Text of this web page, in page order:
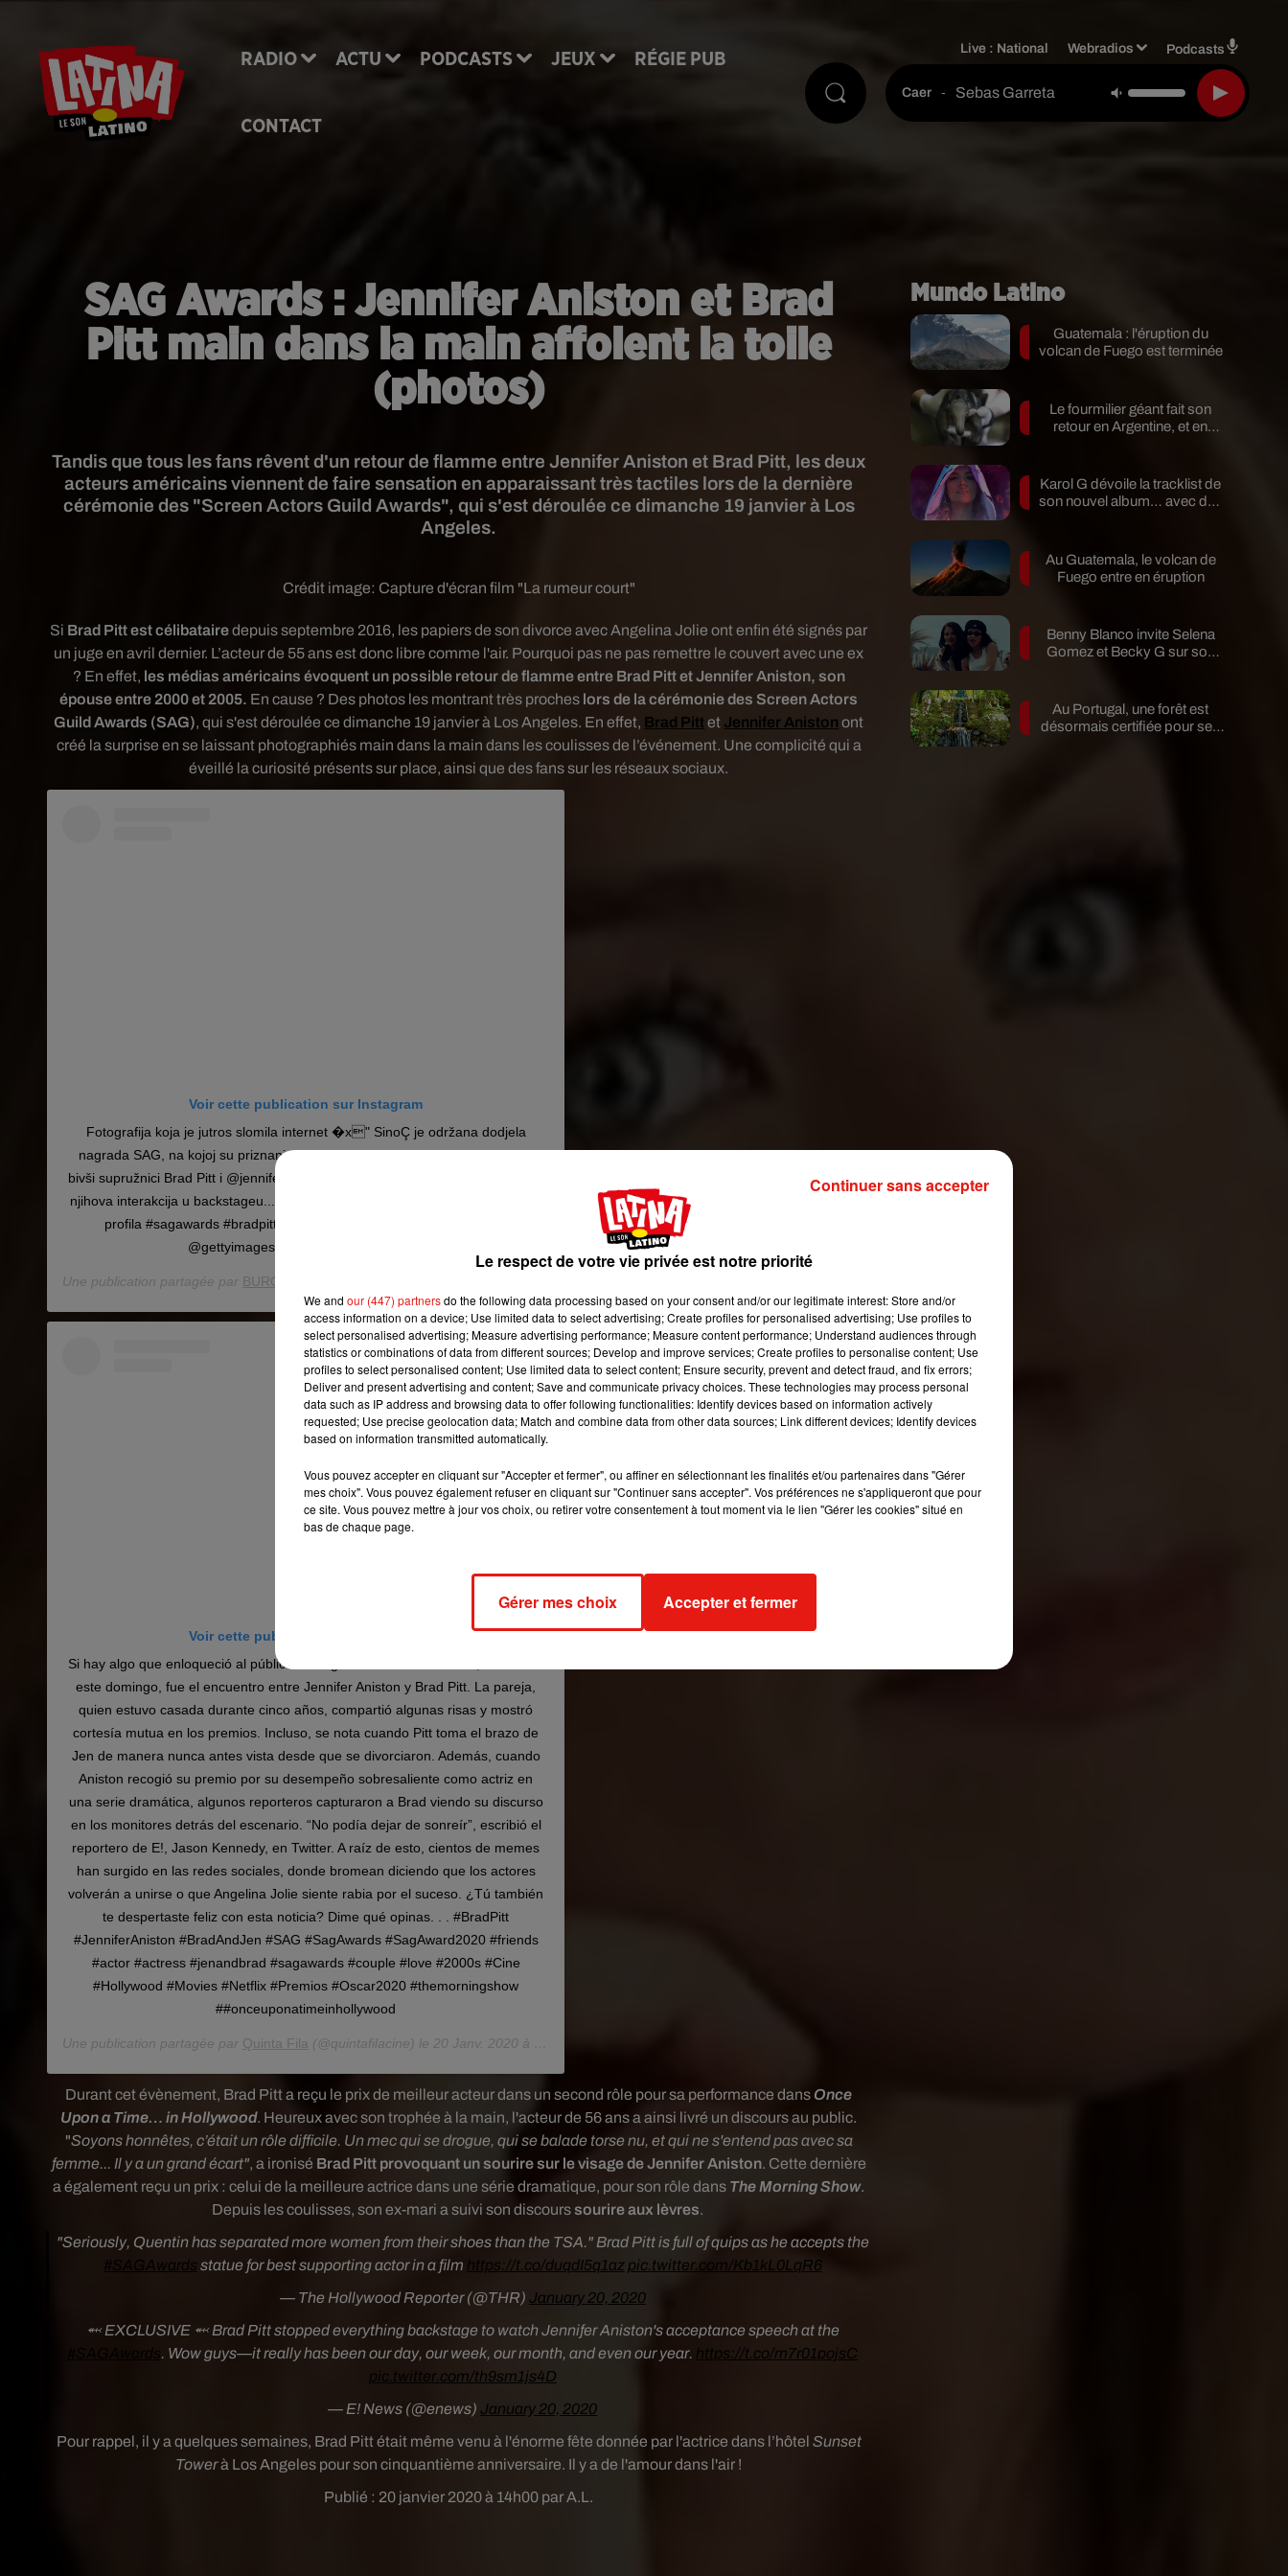
RADIO ACTU PODCASTS JEUX RÉGIE PUB
CONTACT
Live : National Webradios Podcasts
Caer - Sebas Garreta
SAG Awards : Jennifer Aniston et Brad
Pitt main dans la main affolent la toile
(photos)
Publié : 20 janvier 2020 à 14h00 par A.L.
Tandis que tous les fans rêvent d'un retour de flamme entre Jennifer Aniston et Brad Pitt, les deux
acteurs américains viennent de faire sensation en apparaissant très tactiles lors de la dernière
cérémonie des "Screen Actors Guild Awards", qui s'est déroulée ce dimanche 19 janvier à Los
Angeles.
Crédit image: Capture d'écran film "La rumeur court"
Si Brad Pittest célibatairedepuis septembre 2016, les papiers de son divorce avec Angelina Jolie ont enfin été signés par
un juge en avril dernier. L’acteur de 55 ans est donc libre comme l'air. Pourquoi pas ne pas remettre le couvert avec une ex
? En effet, les médias américains évoquent un possible retour de flamme entre Brad Pitt et Jennifer Aniston, son
épouse entre 2000 et 2005. En cause ? Des photos les montrant très proches lors de la cérémonie des Screen Actors
Guild Awards (SAG), qui s'est déroulée ce dimanche 19 janvier à Los Angeles. En effet, Brad Pitt et Jennifer Aniston ont
créé la surprise en se laissant photographiés main dans la main dans les coulisses de l’événement. Une complicité qui a
éveillé la curiosité présents sur place, ainsi que des fans sur les réseaux sociaux.
Voir cette publication sur Instagram
Fotografija koja je jutros slomila internet �x" SinoÇ je održana dodjela
nagrada SAG, na kojoj su priznanja za svoja glumačka ostvarenja pokupili i
bivši supružnici Brad Pitt i @jenniferaniston, ali više od toga svijet je razveselila
njihova interakcija u backstageu... Više o svemu na #burohr ili na linku u opisu
profila #sagawards #bradpitt #jenniferaniston #buroloves . �x�
@gettyimages . . . #buronewera �a�️.
Une publication partagée par BURO. Hrvatska
Voir cette publication sur Instagram
Si hay algo que enloqueció al público de la gala de los SAG Awards, celebrada
este domingo, fue el encuentro entre Jennifer Aniston y Brad Pitt. La pareja,
quien estuvo casada durante cinco años, compartió algunas risas y mostró
cortesía mutua en los premios. Incluso, se nota cuando Pitt toma el brazo de
Jen de manera nunca antes vista desde que se divorciaron. Además, cuando
Aniston recogió su premio por su desempeño sobresaliente como actriz en
una serie dramática, algunos reporteros capturaron a Brad viendo su discurso
en los monitores detrás del escenario. “No podía dejar de sonreír”, escribió el
reportero de E!, Jason Kennedy, en Twitter. A raíz de esto, cientos de memes
han surgido en las redes sociales, donde bromean diciendo que los actores
volverán a unirse o que Angelina Jolie siente rabia por el suceso. ¿Tú también
te despertaste feliz con esta noticia? Dime qué opinas. . . #BradPitt
#JenniferAniston #BradAndJen #SAG #SagAwards #SagAward2020 #friends
#actor #actress #jenandbrad #sagawards #couple #love #2000s #Cine
#Hollywood #Movies #Netflix #Premios #Oscar2020 #themorningshow
##onceuponatimeinhollywood
Une publication partagée par Quinta Fila (@quintafilacine) le 20 Janv. 2020 à 5 :55 PST
Durant cet évènement, Brad Pitt a reçu le prix de meilleur acteur dans un second rôle pour sa performance dans Once
Upon a Time… in Hollywood. Heureux avec son trophée à la main, l'acteur de 56 ans a ainsi livré un discours au public.
"Soyons honnêtes, c’était un rôle difficile. Un mec qui se drogue, qui se balade torse nu, et qui ne s'entend pas avec sa
femme... Il y a un grand écart", a ironisé Brad Pitt provoquant un sourire sur le visage de Jennifer Aniston. Cette dernière
a également reçu un prix : celui de la meilleure actrice dans une série dramatique, pour son rôle dans The Morning Show.
Depuis les coulisses, son ex-mari a suivi son discours sourire aux lèvres.
"Seriously, Quentin has separated more women from their shoes than the TSA." Brad Pitt is full of quips as he accepts the
#SAGAwards statue for best supporting actor in a film https://t.co/duqdI5q1az pic.twitter.com/Kb1kL0LqR6
— The Hollywood Reporter (@THR) January 20, 2020
⬼️ EXCLUSIVE ⬼️ Brad Pitt stopped everything backstage to watch Jennifer Aniston's acceptance speech at the
#SAGAwards. Wow guys—it really has been our day, our week, our month, and even our year. https://t.co/m7r01pojsC
pic.twitter.com/th9sm1js4D
— E! News (@enews)January 20, 2020
Pour rappel, il y a quelques semaines, Brad Pitt était même venu à l'énorme fête donnée par l'actrice dans l’hôtel Sunset
Towerà Los Angeles pour son cinquantième anniversaire. Il y a de l'amour dans l'air !
Mundo Latino
Guatemala : l'éruption du
volcan de Fuego est terminée
Le fourmilier géant fait son
retour en Argentine, et en
Karol G dévoile la tracklist de
son nouvel album… avec des
Au Guatemala, le volcan de
Fuego entre en éruption
Benny Blanco invite Selena
Gomez et Becky G sur son
Au Portugal, une forêt est
désormais certifiée pour ses
Le respect de votre vie privée est notre priorité
We and our (447) partnersdo the following data processing based on your consent and/or our legitimate interest: Store and/or
access information on a device; Use limited data to select advertising; Create profiles for personalised advertising; Use profiles to
select personalised advertising; Measure advertising performance; Measure content performance; Understand audiences through
statistics or combinations of data from different sources; Develop and improve services; Create profiles to personalise content; Use
profiles to select personalised content; Use limited data to select content; Ensure security, prevent and detect fraud, and fix errors;
Deliver and present advertising and content; Save and communicate privacy choices. These technologies may process personal
data such as IP address and browsing data to offer following functionalities: Identify devices based on information actively
requested; Use precise geolocation data; Match and combine data from other data sources; Link different devices; Identify devices
based on information transmitted automatically.
Vous pouvez accepter en cliquant sur "Accepter et fermer", ou affiner en sélectionnant les finalités et/ou partenaires dans "Gérer
mes choix". Vous pouvez également refuser en cliquant sur "Continuer sans accepter". Vos préférences ne s'appliqueront que pour
ce site. Vous pouvez mettre à jour vos choix, ou retirer votre consentement à tout moment via le lien "Gérer les cookies" situé en
bas de chaque page.
Gérer mes choix Accepter et fermer
Continuer sans accepter